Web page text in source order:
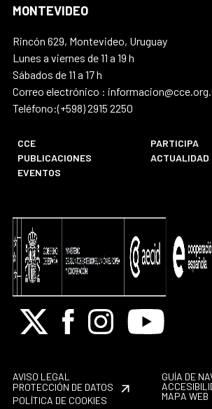
MONTEVIDEO
Rincón 629, Montevideo, Uruguay
Lunes a viernes de 11 a 19 h
Sábados de 11 a 17 h
Correo electrónico :
Teléfono:(+598) 2915 2250
CCE
PARTICIPA
PUBLICACIONES
ACTUALIDAD
EVENTOS
X FacebookInstagramYoutube
AVISO LEGAL
PROTECCIÓN DE DATOS
POLÍTICA DE COOKIES
GUÍA DE
MAPA WEB